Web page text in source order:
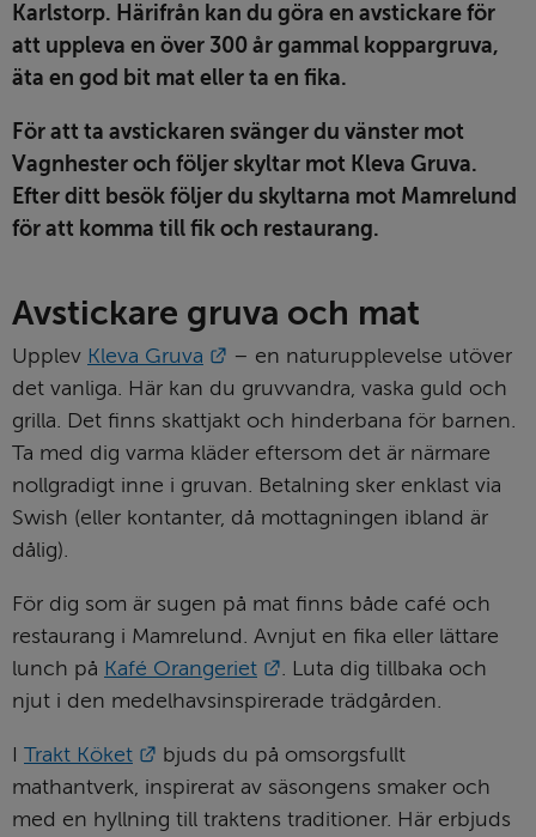
Karlstorp. Härifrån kan du göra en avstickare för
att uppleva en över 300 år gammal koppargruva,
äta en god bit mat eller ta en fika.
För att ta avstickaren svänger du vänster mot
Vagnhester och följer skyltar mot Kleva Gruva.
Efter ditt besök följer du skyltarna mot Mamrelund
för att komma till fik och restaurang.
Avstickare gruva och mat
Upplev Kleva Gruva Länk till annan webbplats.
– en naturupplevelse utöver
det vanliga. Här kan du gruvvandra, vaska guld och
grilla. Det finns skattjakt och hinderbana för barnen.
Ta med dig varma kläder eftersom det är närmare
nollgradigt inne i gruvan. Betalning sker enklast via
Swish (eller kontanter, då mottagningen ibland är
dålig).
För dig som är sugen på mat finns både café och
restaurang i Mamrelund. Avnjut en fika eller lättare
lunch på Kafé Orangeriet Länk till annan webbplats.
. Luta dig tillbaka och
njut i den medelhavsinspirerade trädgården.
I Trakt Köket Länk till annan webbplats.
bjuds du på omsorgsfullt
mathantverk, inspirerat av säsongens smaker och
med en hyllning till traktens traditioner. Här erbjuds